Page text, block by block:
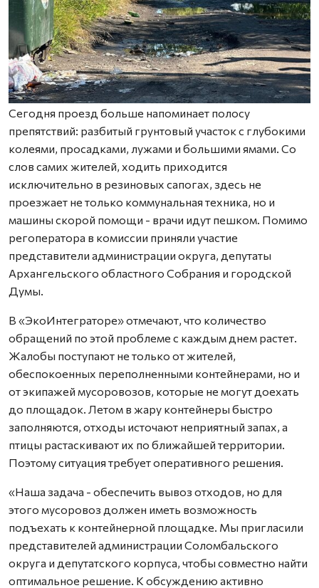
Сегодня проезд больше напоминает полосу
препятствий: разбитый грунтовый участок с глубокими
колеями, просадками, лужами и большими ямами. Со
слов самих жителей, ходить приходится
исключительно в резиновых сапогах, здесь не
проезжает не только коммунальная техника, но и
машины скорой помощи - врачи идут пешком. Помимо
регоператора в комиссии приняли участие
представители администрации округа, депутаты
Архангельского областного Собрания и городской
Думы.
В «ЭкоИнтеграторе» отмечают, что количество
обращений по этой проблеме с каждым днем растет.
Жалобы поступают не только от жителей,
обеспокоенных переполненными контейнерами, но и
от экипажей мусоровозов, которые не могут доехать
до площадок. Летом в жару контейнеры быстро
заполняются, отходы источают неприятный запах, а
птицы растаскивают их по ближайшей территории.
Поэтому ситуация требует оперативного решения.
«Наша задача - обеспечить вывоз отходов, но для
этого мусоровоз должен иметь возможность
подъехать к контейнерной площадке. Мы пригласили
представителей администрации Соломбальского
округа и депутатского корпуса, чтобы совместно найти
оптимальное решение. К обсуждению активно